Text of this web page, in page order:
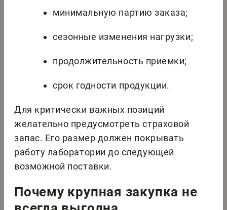
минимальную партию заказа;
сезонные изменения нагрузки;
продолжительность приемки;
срок годности продукции.
Для критически важных позиций
желательно предусмотреть страховой
запас. Его размер должен покрывать
работу лаборатории до следующей
возможной поставки.
Почему крупная закупка не